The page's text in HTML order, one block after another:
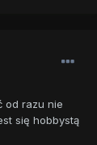
od razu nie
się hobbystą